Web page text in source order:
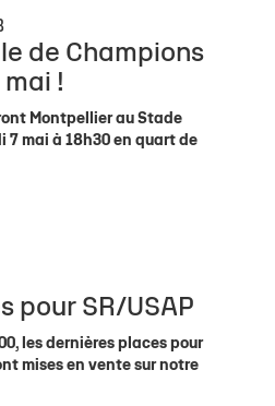
de Champions
mai !
Montpellier au Stade
7 mai à 18h30 en quart de
pour SR/USAP
les dernières places pour
mises en vente sur notre